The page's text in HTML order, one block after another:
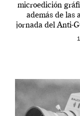
microedición
además de las
jornada del Anti-